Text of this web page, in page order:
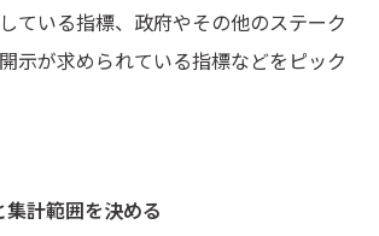
ている指標、政府やその他のステーク
示が求められている指標などをピック
計範囲を決める